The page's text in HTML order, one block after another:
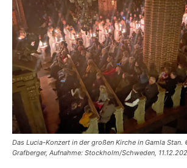
Das Lucia-Konzert in der großen Kirche in Gamla Stan.
Grafberger, Aufnahme: Stockholm/Schweden,